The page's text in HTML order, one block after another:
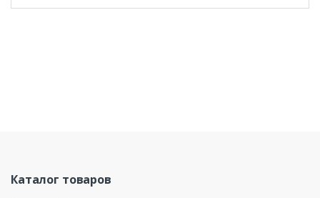
Каталог товаров